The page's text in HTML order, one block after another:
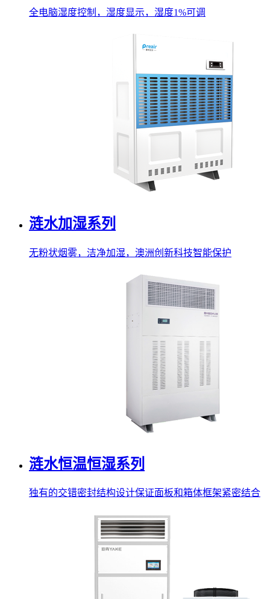
全电脑湿度控制，湿度显示，湿度1%可调
涟水加湿系列
无粉状烟雾，洁净加湿，澳洲创新科技智能保护
涟水恒温恒湿系列
独有的交错密封结构设计保证面板和箱体框架紧密结合